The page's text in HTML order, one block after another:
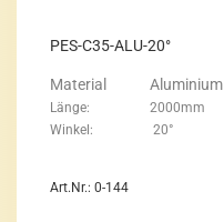
PES-​C35-​ALU-20°
Ma­te­ri­al Alu­mi­ni­um
Länge: 2000mm
Win­kel: 20°
Art.Nr.: 0-144